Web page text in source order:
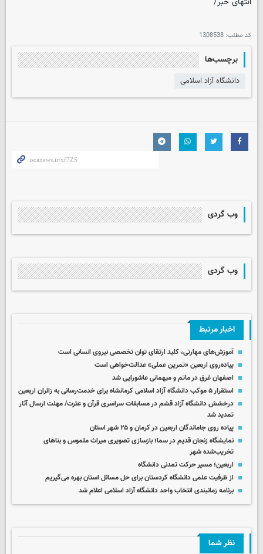
کد مطلب: 1308538
برچسب‌ها
دانشگاه آزاد اسلامی
وب گردی
وب گردی
اخبار مرتبط
آموزش‌های مهارتی، کلید ارتقای توان تخصصی نیروی انسانی است
پیاده‌روی اربعین «تمرین عملی» عدالت‌خواهی است
اصفهان غرق در ماتم و میهمانی عاشورایی شد
استقرار ۵ موکب دانشگاه آزاد اسلامی کرمانشاه برای خدمت‌رسانی به زائران اربعین
درخشش دانشگاه آزاد قشم در مسابقات سراسری قرآن و عترت/ مهلت ارسال آثار
تمدید شد
پیاده روی جاماندگان اربعین در کرمان و ۲۵ شهر استان
نمایشگاه زنجان قدیم در سما؛ بازسازی تصویری میراث ملموس و بناهای
تخریب‌شده شهر
اربعین؛ مسیر حرکت تمدنی دانشگاه
از ظرفیت علمی دانشگاه کردستان برای حل مسائل استان بهره می‌گیریم
برنامه زمانبندی انتخاب واحد دانشگاه آزاد اسلامی اعلام شد
نظر شما